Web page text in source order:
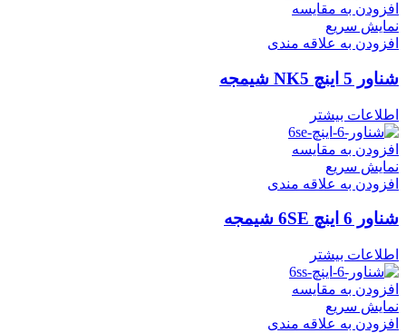
افزودن به مقایسه
نمایش سریع
افزودن به علاقه مندی
شناور 5 اینچ NK5 شیمجه
اطلاعات بیشتر
افزودن به مقایسه
نمایش سریع
افزودن به علاقه مندی
شناور 6 اینچ 6SE شیمجه
اطلاعات بیشتر
افزودن به مقایسه
نمایش سریع
افزودن به علاقه مندی